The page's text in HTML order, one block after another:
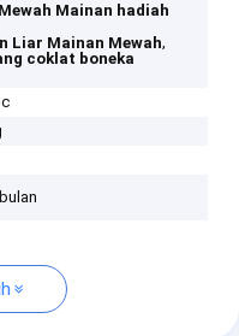
Mainan hadiah
Liar Mainan Mewah,
coklat boneka